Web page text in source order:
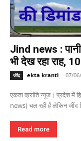
Jind news :
भी देख रहा राह,
जींद ekta kranti - 07/
एकता क्रांति न्यूज। प्रदेश में
news) चल रही हैं लेकिन जींद
Read more